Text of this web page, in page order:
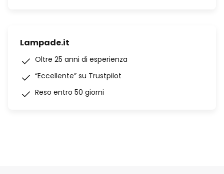
Lampade.it
Oltre 25 anni di esperienza
“Eccellente” su Trustpilot
Reso entro 50 giorni